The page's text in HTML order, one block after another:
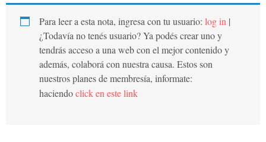
Para leer a esta nota, ingresa con tu usuario: log in |
¿Todavía no tenés usuario? Ya podés crear uno y
tendrás acceso a una web con el mejor contenido y
además, colaborá con nuestra causa. Estos son
nuestros planes de membresía, informate:
haciendoclick en este link